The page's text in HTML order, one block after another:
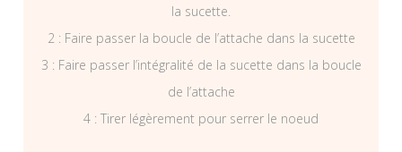
la sucette.
2 : Faire passer la boucle de l’attache dans la sucette
3 : Faire passer l’intégralité de la sucette dans la boucle
de l’attache
4 : Tirer légèrement pour serrer le noeud